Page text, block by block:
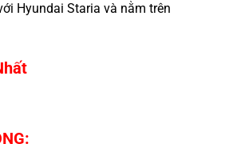
Hyundai Staria và nằm trên